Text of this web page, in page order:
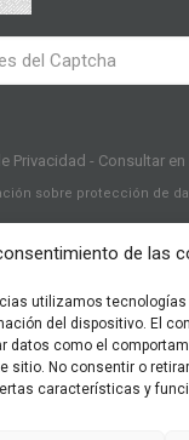
de las
utilizamos
del dispositivo. El
datos como el
sitio. No consentir o
características y
Privacidad - Consultar en
sobre protección de